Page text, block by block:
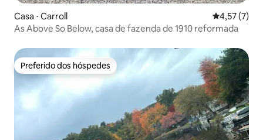
Casa ⋅ Carroll 4,57 de
4,57 (7)
As Above So Below, casa de fazenda de 1910 reformada
Preferido dos hóspedes
Preferido dos hóspedes